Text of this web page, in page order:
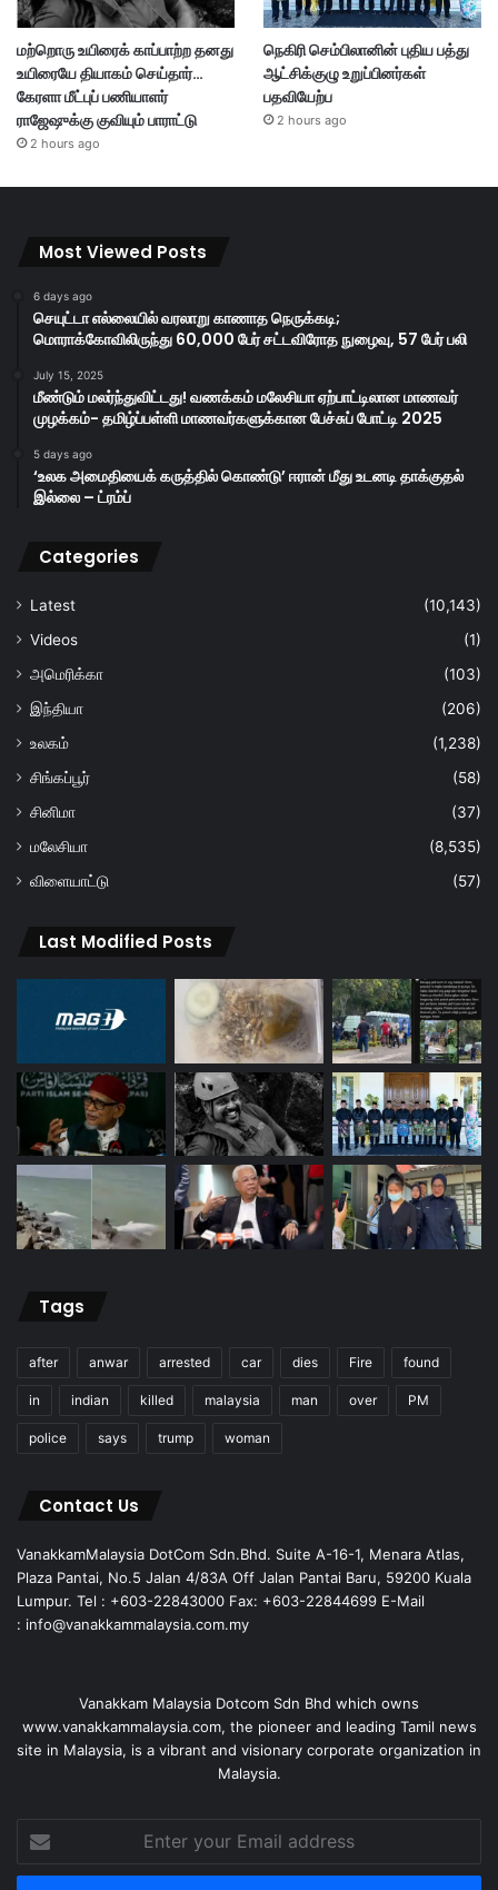
மற்றொரு உயிரைக் காப்பாற்ற தனது
உயிரையே தியாகம் செய்தார்…
கேரளா மீட்புப் பணியாளர்
ராஜேஷுக்கு குவியும் பாராட்டு
2 hours ago
நெகிரி செம்பிலானின் புதிய பத்து
ஆட்சிக்குழு உறுப்பினர்கள்
பதவியேற்ப
2 hours ago
Most Viewed Posts
6 days ago
செயுட்டா எல்லையில் வரலாறு காணாத நெருக்கடி;
மொராக்கோவிலிருந்து 60,000 பேர் சட்டவிரோத நுழைவு, 57 பேர் பலி
July 15, 2025
மீண்டும் மலர்ந்துவிட்டது! வணக்கம் மலேசியா ஏற்பாட்டிலான மாணவர்
முழக்கம்- தமிழ்ப்பள்ளி மாணவர்களுக்கான பேச்சுப் போட்டி 2025
5 days ago
‘உலக அமைதியைக் கருத்தில் கொண்டு’ ஈரான் மீது உடனடி தாக்குதல்
இல்லை – ட்ரம்ப்
Categories
Latest
(10,143)
Videos
(1)
அமெரிக்கா
(103)
இந்தியா
(206)
உலகம்
(1,238)
சிங்கப்பூர்
(58)
சினிமா
(37)
மலேசியா
(8,535)
விளையாட்டு
(57)
Last Modified Posts
Tags
after anwar arrested car dies Fire found
in indian killed malaysia man over PM
police says trump woman
Contact Us
VanakkamMalaysia DotCom Sdn.Bhd. Suite A-16-1, Menara Atlas,
Plaza Pantai, No.5 Jalan 4/83A Off Jalan Pantai Baru, 59200 Kuala
Lumpur. Tel : +603-22843000 Fax: +603-22844699 E-Mail
: info@vanakkammalaysia.com.my
Vanakkam Malaysia Dotcom Sdn Bhd which owns
www.vanakkammalaysia.com, the pioneer and leading Tamil news
site in Malaysia, is a vibrant and visionary corporate organization in
Malaysia.
your
Email